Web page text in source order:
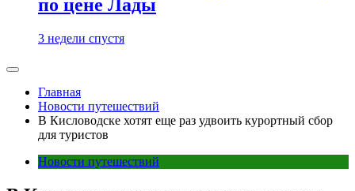
по цене Лады
3 недели спустя
Главная
Новости путешествий
В Кисловодске хотят еще раз удвоить курортный сбор
для туристов
Новости путешествий